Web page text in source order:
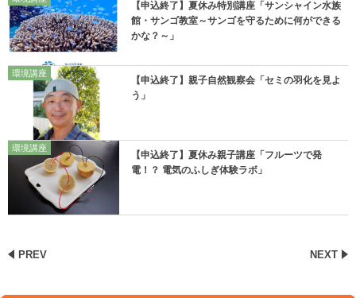
【申込終了】夏休み特別講座「サンシャイン水族
館・サンゴ教室～サンゴを守るために何ができる
かな？～」
環境講座
【申込終了】親子自然観察会「セミの羽化を見よ
う」
環境講座
【申込終了】夏休み親子講座「フルーツで発
電！？ 電気のふしぎ体験ラボ」
PREV NEXT